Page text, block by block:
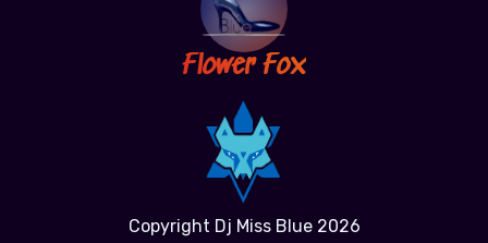
Flower Fox
Copyright Dj Miss Blue 2026